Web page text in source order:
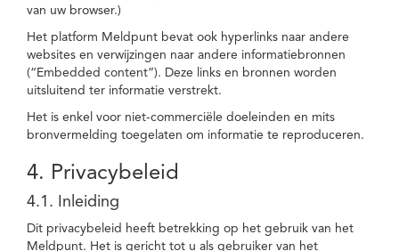
van uw browser.)
Het platform Meldpunt bevat ook hyperlinks naar andere
websites en verwijzingen naar andere informatiebronnen
(“Embedded content”). Deze links en bronnen worden
uitsluitend ter informatie verstrekt.
Het is enkel voor niet-commerciële doeleinden en mits
bronvermelding toegelaten om informatie te reproduceren.
4. Privacybeleid
4.1. Inleiding
Dit privacybeleid heeft betrekking op het gebruik van het
Meldpunt. Het is gericht tot u als gebruiker van het